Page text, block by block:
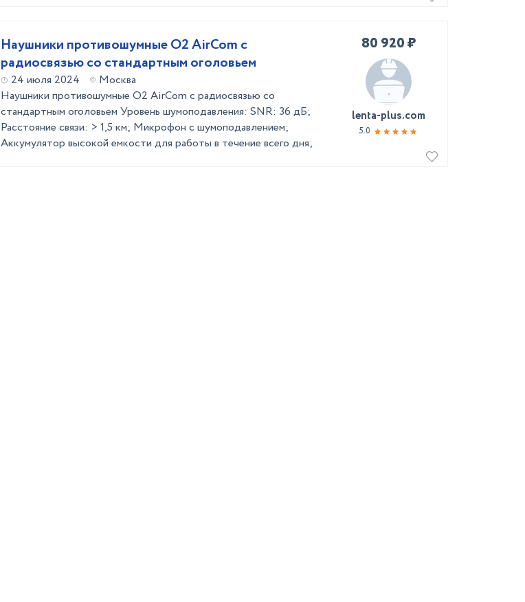
Наушники противошумные O2 AirCom с
радиосвязью со стандартным оголовьем
24 июля 2024
Москва
Наушники противошумные O2 AirCom с радиосвязью со
стандартным оголовьем Уровень шумоподавления: SNR: 36 дБ;
Расстояние связи: > 1,5 км; Микрофон с шумоподавлением;
Аккумулятор высокой емкости для работы в течение всего дня;
80 920 ₽
lenta-plus.com
5.0